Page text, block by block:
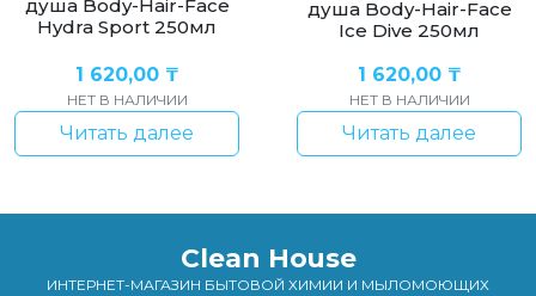
душа Body-Hair-Face
Hydra Sport 250мл
1 620,00 ₸
НЕТ В НАЛИЧИИ
Читать далее
душа Body-Hair-Face
Ice Dive 250мл
1 620,00 ₸
НЕТ В НАЛИЧИИ
Читать далее
Clean House
ИНТЕРНЕТ-МАГАЗИН БЫТОВОЙ ХИМИИ И МЫЛОМОЮЩИХ